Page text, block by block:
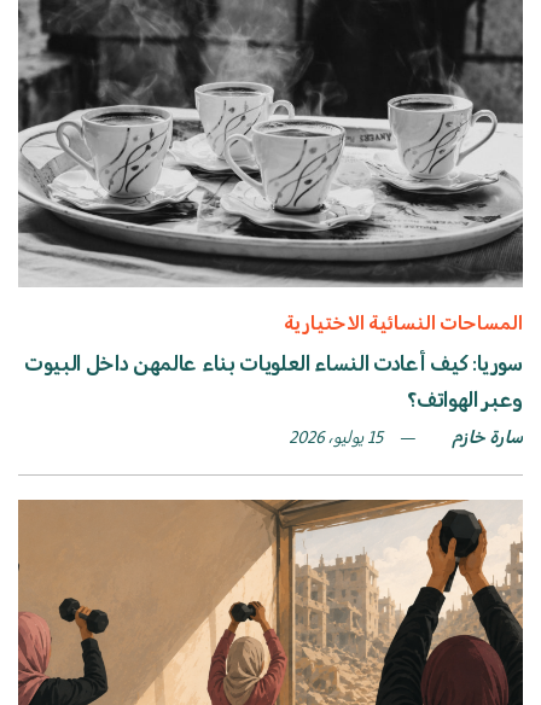
المساحات النسائية الاختيارية
سوريا: كيف أعادت النساء العلويات بناء عالمهن داخل البيوت
وعبر الهواتف؟
سارة خازم 15 يوليو، 2026